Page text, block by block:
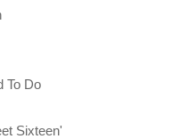
To Do
Sixteen'